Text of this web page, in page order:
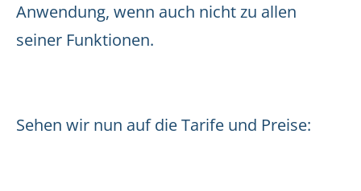
Anwendung, wenn auch nicht zu allen
seiner Funktionen.
Sehen wir nun auf die Tarife und Preise: